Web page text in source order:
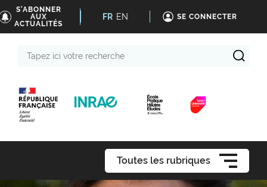
S'ABONNER
AUX
ACTUALITÉS
FR EN SE CONNECTER
Toutes les rubriques